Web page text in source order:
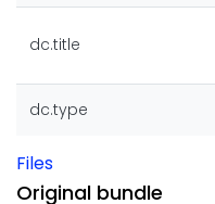
dc.title
dc.type
Files
Original bundle